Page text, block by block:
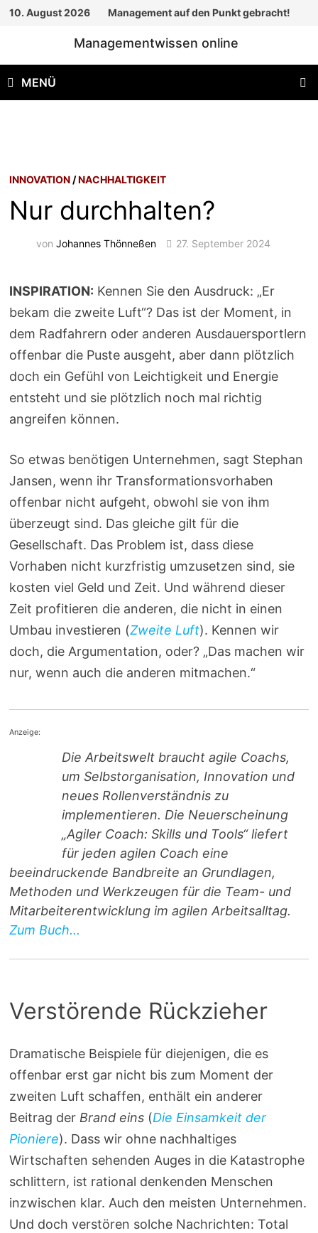
Zum10. August 2026 Management auf den Punkt gebracht!
Managementwissen online
MENÜ
INNOVATION /NACHHALTIGKEIT
Nur durchhalten?
vonJohannes Thönneßen 27. September 2024
INSPIRATION: Kennen Sie den Ausdruck: „Er
bekam die zweite Luft“? Das ist der Moment, in
dem Radfahrern oder anderen Ausdauersportlern
offenbar die Puste ausgeht, aber dann plötzlich
doch ein Gefühl von Leichtigkeit und Energie
entsteht und sie plötzlich noch mal richtig
angreifen können.
So etwas benötigen Unternehmen, sagt Stephan
Jansen, wenn ihr Transformationsvorhaben
offenbar nicht aufgeht, obwohl sie von ihm
überzeugt sind. Das gleiche gilt für die
Gesellschaft. Das Problem ist, dass diese
Vorhaben nicht kurzfristig umzusetzen sind, sie
kosten viel Geld und Zeit. Und während dieser
Zeit profitieren die anderen, die nicht in einen
Umbau investieren (Zweite Luft). Kennen wir
doch, die Argumentation, oder? „Das machen wir
nur, wenn auch die anderen mitmachen.“
Anzeige:
Die Arbeitswelt braucht agile Coachs,
um Selbstorganisation, Innovation und
neues Rollenverständnis zu
implementieren. Die Neuerscheinung
„Agiler Coach: Skills und Tools“ liefert
für jeden agilen Coach eine
beeindruckende Bandbreite an Grundlagen,
Methoden und Werkzeugen für die Team- und
Mitarbeiterentwicklung im agilen Arbeitsalltag.
Zum Buch...
Verstörende Rückzieher
Dramatische Beispiele für diejenigen, die es
offenbar erst gar nicht bis zum Moment der
zweiten Luft schaffen, enthält ein anderer
Beitrag derBrand eins (Die Einsamkeit der
Pioniere). Dass wir ohne nachhaltiges
Wirtschaften sehenden Auges in die Katastrophe
schlittern, ist rational denkenden Menschen
inzwischen klar. Auch den meisten Unternehmen.
Und doch verstören solche Nachrichten: Total